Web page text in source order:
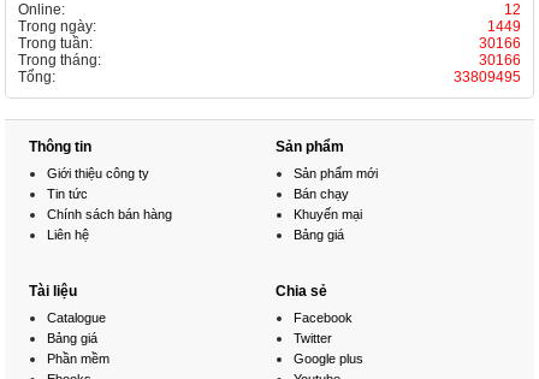
Online:
12
Trong ngày:
1449
Trong tuần:
30166
Trong tháng:
30166
Tổng:
33809495
Thông tin
Giới thiệu công ty
Tin tức
Chính sách bán hàng
Liên hệ
Sản phẩm
Sản phẩm mới
Bán chạy
Khuyến mại
Bảng giá
Tài liệu
Catalogue
Bảng giá
Phần mềm
Chia sẻ
Facebook
Twitter
Google plus